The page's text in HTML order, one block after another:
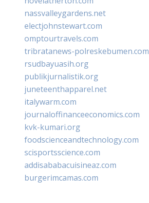
nassvalleygardens.net
electjohnstewart.com
omptourtravels.com
tribratanews-polreskebumen.com
rsudbayuasih.org
publikjurnalistik.org
juneteenthapparel.net
italywarm.com
journaloffinanceeconomics.com
kvk-kumari.org
foodscienceandtechnology.com
scisportsscience.com
addisababacuisineaz.com
burgerimcamas.com